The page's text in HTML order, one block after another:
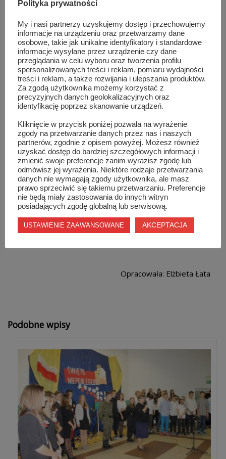
Opracowała: Elżbieta Łata
Podobne wpisy
Polityka prywatności
My i nasi partnerzy uzyskujemy dostęp i przechowujemy
informacje na urządzeniu oraz przetwarzamy dane
osobowe, takie jak unikalne identyfikatory i standardowe
informacje wysyłane przez urządzenie czy dane
przeglądania w celu wyboru oraz tworzenia profilu
spersonalizowanych treści i reklam, pomiaru wydajności
treści i reklam, a także rozwijania i ulepszania produktów.
Za zgodą użytkownika możemy korzystać z
precyzyjnych danych geolokalizacyjnych oraz
identyfikację poprzez skanowanie urządzeń.
Kliknięcie w przycisk poniżej pozwala na wyrażenie
zgody na przetwarzanie danych przez nas i naszych
partnerów, zgodnie z opisem powyżej. Możesz również
uzyskać dostęp do bardziej szczegółowych informacji i
zmienić swoje preferencje zanim wyrazisz zgodę lub
odmówisz jej wyrażenia. Niektóre rodzaje przetwarzania
danych nie wymagają zgody użytkownika, ale masz
prawo sprzeciwić się takiemu przetwarzaniu. Preferencje
nie będą miały zastosowania do innych witryn
posiadających zgodę globalną lub serwisową.
USTAWIENIE ZAAWANSOWANE AKCEPTACJA